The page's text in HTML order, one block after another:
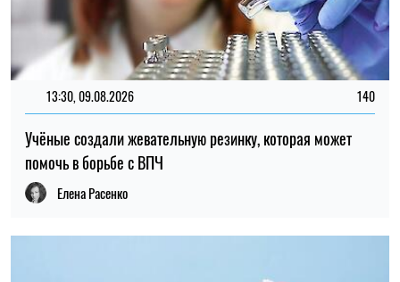
13:30, 09.08.2026 140
Учёные создали жевательную резинку, которая может
помочь в борьбе с ВПЧ
Елена Расенко